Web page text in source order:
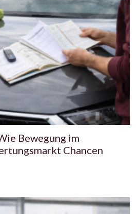
Bewegung im
Chancen